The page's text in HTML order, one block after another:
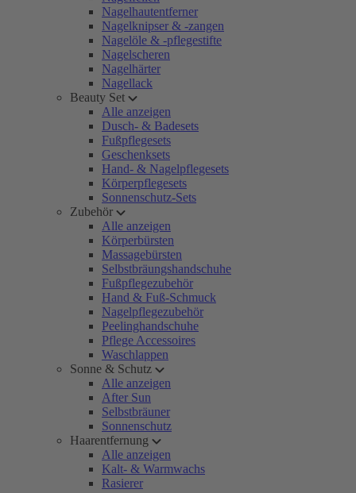
Nagelhautentferner
Nagelknipser & -zangen
Nagelöle & -pflegestifte
Nagelscheren
Nagelhärter
Nagellack
Beauty Set
Alle anzeigen
Dusch- & Badesets
Fußpflegesets
Geschenksets
Hand- & Nagelpflegesets
Körperpflegesets
Sonnenschutz-Sets
Zubehör
Alle anzeigen
Körperbürsten
Massagebürsten
Selbstbräungshandschuhe
Fußpflegezubehör
Hand & Fuß-Schmuck
Nagelpflegezubehör
Peelinghandschuhe
Pflege Accessoires
Waschlappen
Sonne & Schutz
Alle anzeigen
After Sun
Selbstbräuner
Sonnenschutz
Haarentfernung
Alle anzeigen
Kalt- & Warmwachs
Rasierer